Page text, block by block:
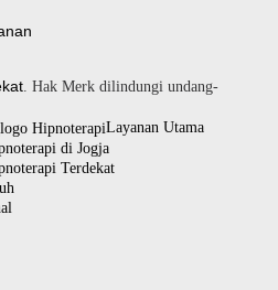
. Hak Merk dilindungi undang-
Layanan Utama
di Jogja
Terdekat